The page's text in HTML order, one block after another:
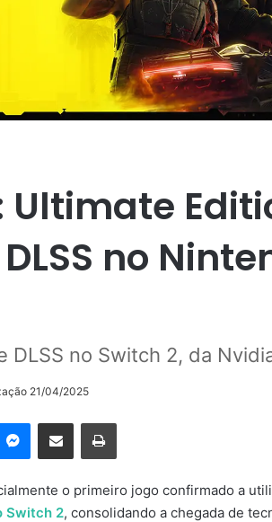
Ultimate
no
DLSS no Switch 2, da
21/04/2025
Messenger
Compartilhar via e-mail Imprimir
o primeiro jogo confirmado a
Switch 2, consolidando a chegada de